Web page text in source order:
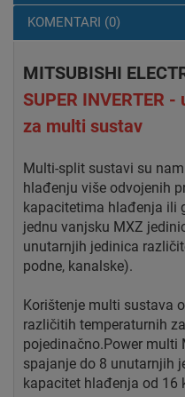
KOMENTARI (0)
MITSUBISHI
SUPER INVERTER
za multi sustav
Multi-split sustavi su
hlađenju više odvojenih
kapacitetima hlađenja ili
jednu vanjsku MXZ
unutarnjih jedinica
podne, kanalske).
Korištenje multi sustava
različitih temperaturnih
pojedinačno.Power multi
spajanje do 8 unutarnjih
kapacitet hlađenja od 16